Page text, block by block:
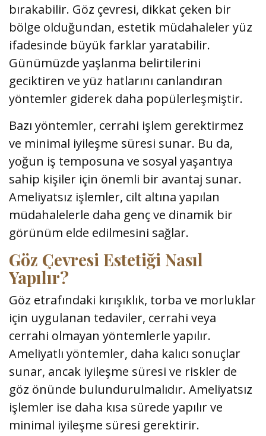
bırakabilir. Göz çevresi, dikkat çeken bir
bölge olduğundan, estetik müdahaleler yüz
ifadesinde büyük farklar yaratabilir.
Günümüzde yaşlanma belirtilerini
geciktiren ve yüz hatlarını canlandıran
yöntemler giderek daha popülerleşmiştir.
Bazı yöntemler, cerrahi işlem gerektirmez
ve minimal iyileşme süresi sunar. Bu da,
yoğun iş temposuna ve sosyal yaşantıya
sahip kişiler için önemli bir avantaj sunar.
Ameliyatsız işlemler, cilt altına yapılan
müdahalelerle daha genç ve dinamik bir
görünüm elde edilmesini sağlar.
Göz Çevresi Estetiği Nasıl
Yapılır?
Göz etrafındaki kırışıklık, torba ve morluklar
için uygulanan tedaviler, cerrahi veya
cerrahi olmayan yöntemlerle yapılır.
Ameliyatlı yöntemler, daha kalıcı sonuçlar
sunar, ancak iyileşme süresi ve riskler de
göz önünde bulundurulmalıdır. Ameliyatsız
işlemler ise daha kısa sürede yapılır ve
minimal iyileşme süresi gerektirir.